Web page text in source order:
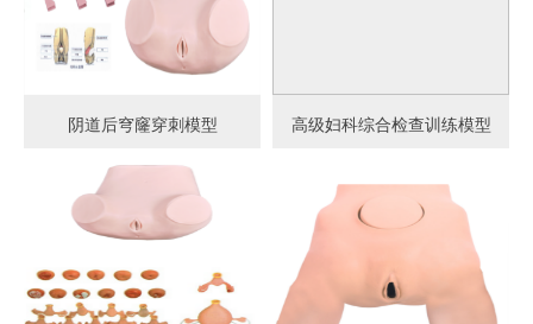
阴道后穹窿穿刺模型 高级妇科综合检查训练模型